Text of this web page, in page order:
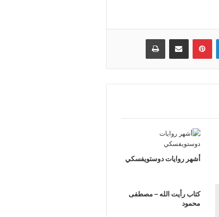
لينكدإن بينتيريستمشاركة عبر البريد طباعة
أشهر روايات دوستويفسكي
كتاب رأيت الله – مصطفى
محمود